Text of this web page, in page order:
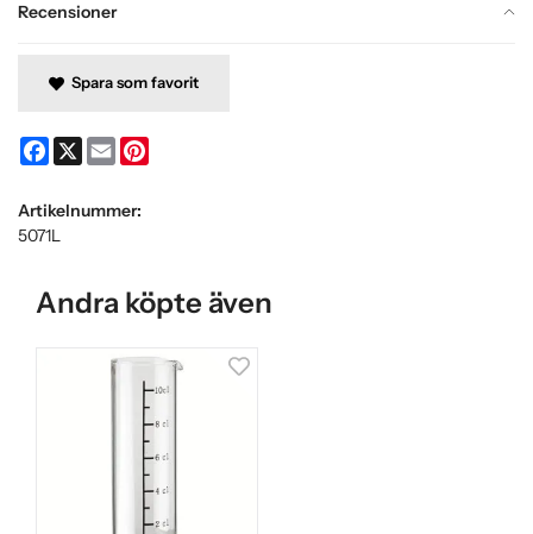
Recensioner
Spara som favorit
Facebook
X Email
Artikelnummer:
5071L
Andra köpte även